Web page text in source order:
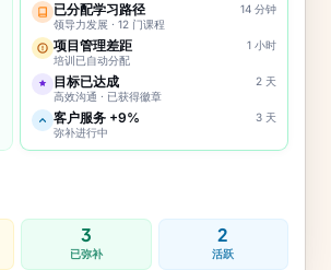
已分配学习路径
领导力发展 · 12 门课程
14 分钟
项目管理差距
培训已自动分配
1 小时
目标已达成
高效沟通 · 已获得徽章
2 天
客户服务 +9%
弥补进行中
3 天
3
已弥补
2
活跃